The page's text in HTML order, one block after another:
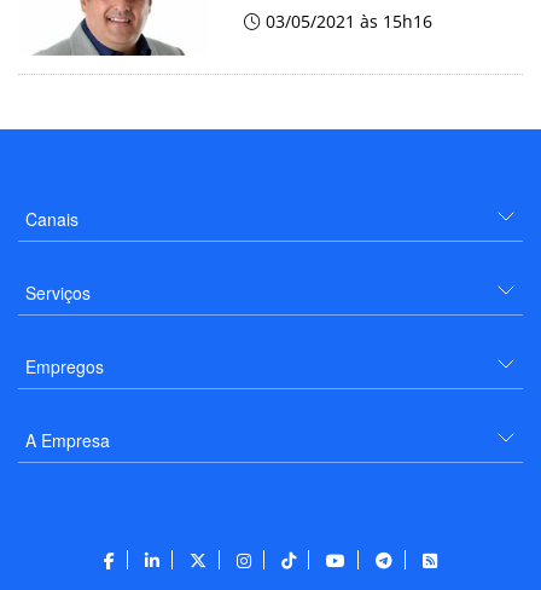
03/05/2021 às 15h16
Canais
Serviços
Empregos
A Empresa